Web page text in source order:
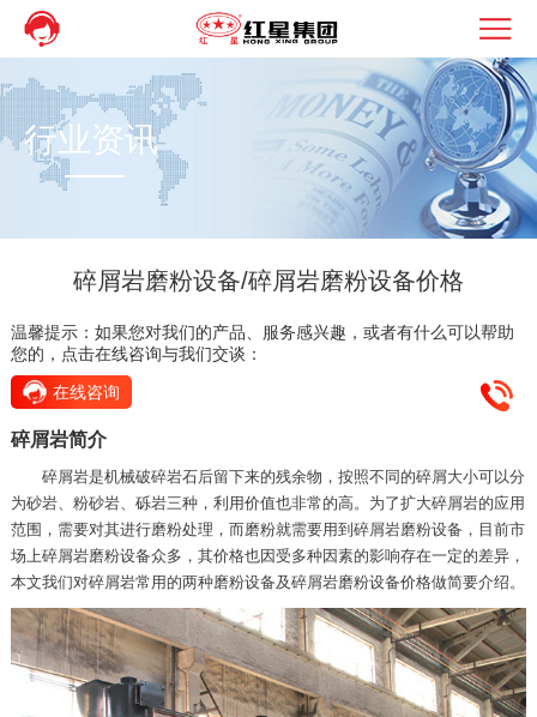
行业资讯
碎屑岩磨粉设备/碎屑岩磨粉设备价格
温馨提示：如果您对我们的产品、服务感兴趣，或者有什么可以帮助
您的，点击在线咨询与我们交谈：
在线咨询
碎屑岩简介
碎屑岩是机械破碎岩石后留下来的残余物，按照不同的碎屑大小可以分
为砂岩、粉砂岩、砾岩三种，利用价值也非常的高。为了扩大碎屑岩的应用
范围，需要对其进行磨粉处理，而磨粉就需要用到碎屑岩磨粉设备，目前市
场上碎屑岩磨粉设备众多，其价格也因受多种因素的影响存在一定的差异，
本文我们对碎屑岩常用的两种磨粉设备及碎屑岩磨粉设备价格做简要介绍。